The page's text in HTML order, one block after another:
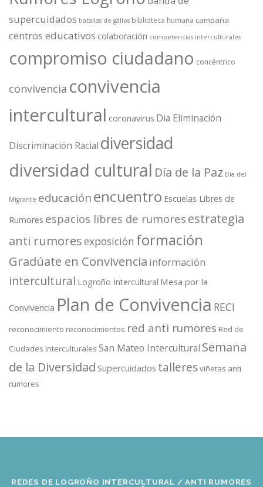
supercuidados batallas de gallos biblioteca humana campaña
centros educativos colaboración competencias interculturales
compromiso ciudadano concéntrico
convivencia convivencia
intercultural coronavirus Dia Eliminación
Discriminación Racial diversidad
diversidad cultural Día de la Paz Día del
Migrante educaciónencuentro Escuelas Libres de
Rumores espacios libres de rumores estrategia
anti rumoresexposición formación
Gradúate en Convivencia información
intercultural Logroño Intercultural Mesa por la
Convivencia Plan de Convivencia RECI
reconocimiento reconocimientos red anti rumores Red de
Ciudades Interculturales San Mateo Intercultural Semana
de la Diversidad Supercuidados talleresviñetas anti
rumores
REDES DE LOGROÑO INTERCULTURAL / ANTI RUMORES